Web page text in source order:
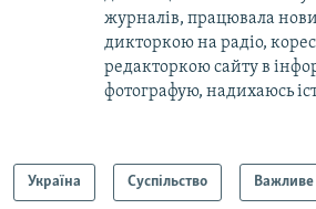
журналів, працювала
дикторкою на радіо,
редакторкою сайту в
фотографую, надихаюсь
Україна Суспільство Важливе